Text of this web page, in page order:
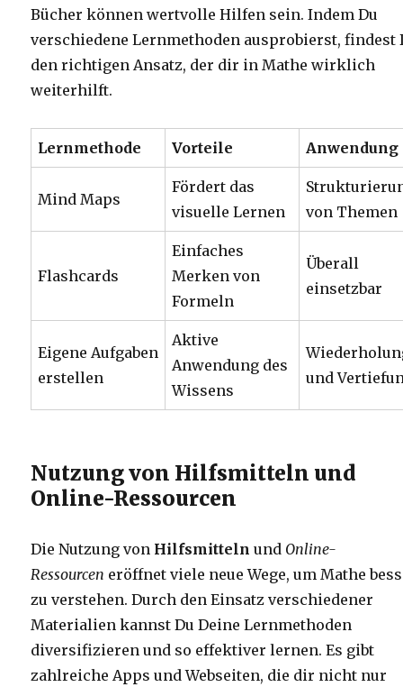
Bücher können wertvolle Hilfen sein. Indem Du
verschiedene Lernmethoden ausprobierst, findest
den richtigen Ansatz, der dir in Mathe wirklich
weiterhilft.
Lernmethode Vorteile Anwendung
Mind Maps
Fördert das
visuelle Lernen
von Themen
Flashcards
Einfaches
Merken von
Formeln
Überall
einsetzbar
Eigene Aufgaben
erstellen
Aktive
Anwendung des
Wissens
und
Nutzung von Hilfsmitteln und
Online-Ressourcen
Die Nutzung von Hilfsmitteln und Online-
Ressourcen eröffnet viele neue Wege, um Mathe
zu verstehen. Durch den Einsatz verschiedener
Materialien kannst Du Deine Lernmethoden
diversifizieren und so effektiver lernen. Es gibt
zahlreiche Apps und Webseiten, die dir nicht nur